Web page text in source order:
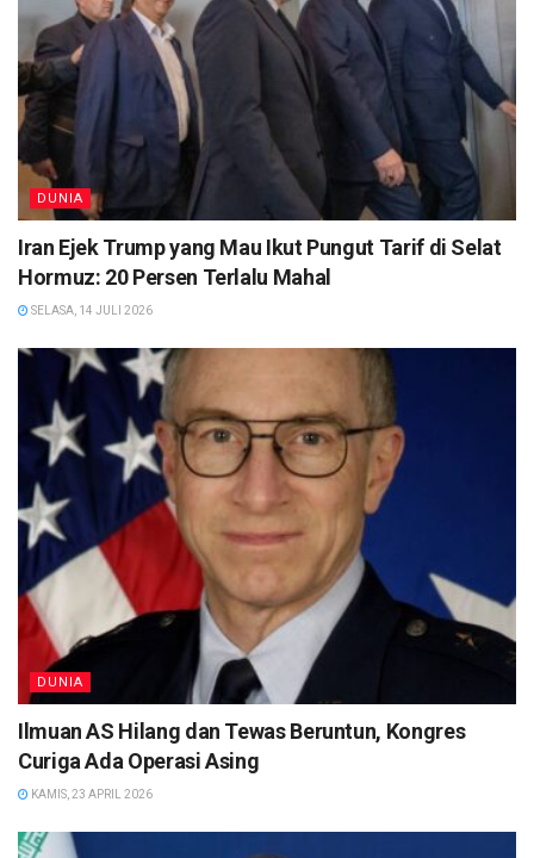
DUNIA
Iran Ejek Trump yang Mau Ikut Pungut Tarif di Selat
Hormuz: 20 Persen Terlalu Mahal
SELASA, 14 JULI 2026
DUNIA
Ilmuan AS Hilang dan Tewas Beruntun, Kongres
Curiga Ada Operasi Asing
KAMIS, 23 APRIL 2026